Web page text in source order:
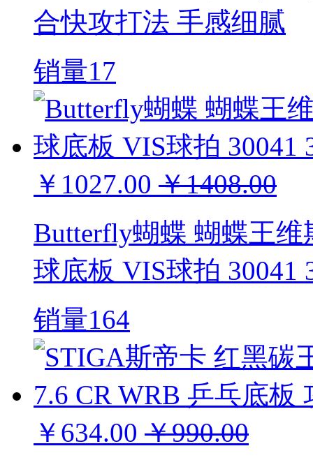
合快攻打法 手感细腻
销量17
￥1027.00 ￥1408.00
Butterfly蝴蝶 蝴蝶王
球底板 VIS球拍 30041
销量164
￥634.00 ￥990.00